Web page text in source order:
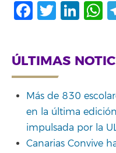
ÚLTIMAS
Más de 830
en la última
impulsada por la
Canarias Convive